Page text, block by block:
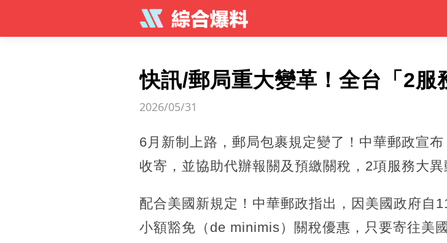
快訊/郵局重大變革！全台「2服
2026/05/31
6月新制上路，郵局包裹規定變了！中華郵政宣
收寄，並協助代辦報關及預繳關稅，2項服務大
配合美國新規定！中華郵政指出，因美國政府自
小額豁免（de minimis）關稅優惠，只要寄往美